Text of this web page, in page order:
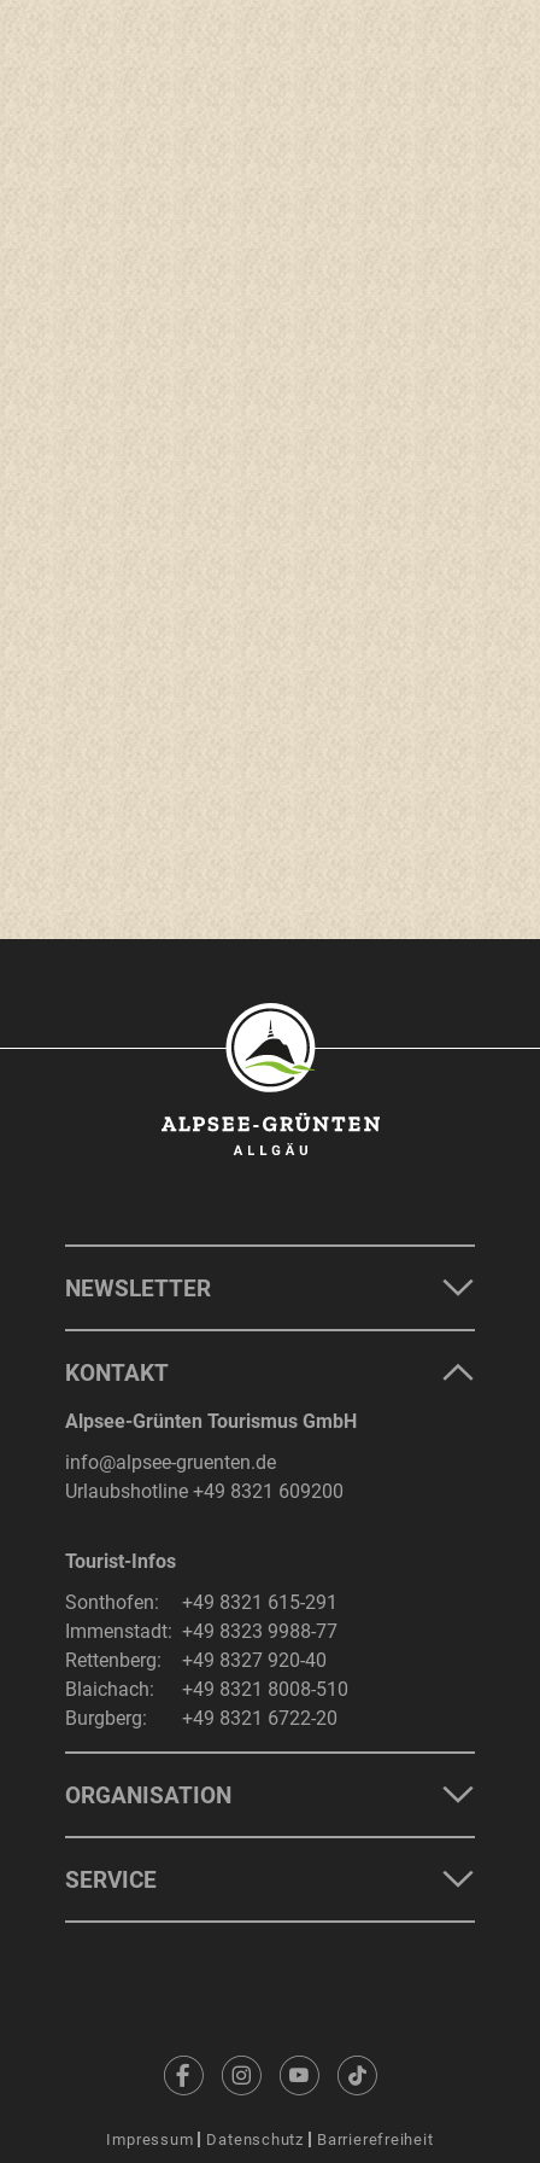
NEWSLETTER
KONTAKT
Alpsee-Grünten Tourismus GmbH
info@alpsee-gruenten.de
Urlaubshotline +49 8321 609200
Tourist-Infos
Sonthofen:
+49 8321 615-291
Immenstadt: +49 8323 9988-77
Rettenberg:
+49 8327 920-40
Blaichach:
+49 8321 8008-510
Burgberg:
+49 8321 6722-20
ORGANISATION
SERVICE
Impressum Datenschutz Barrierefreiheit